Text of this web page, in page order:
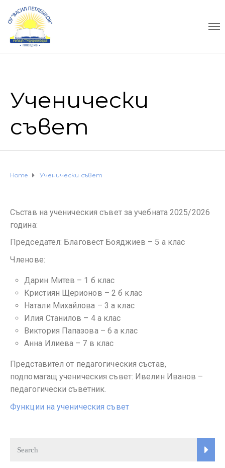
Ученически
съвет
Home Ученически съвет
Състав на ученическия съвет за учебната 2025/2026
година:
Председател: Благовест Бояджиев – 5 а клас
Членове:
Дарин Митев – 1 б клас
Кристиян Щерионов – 2 б клас
Натали Михайлова – 3 а клас
Илия Станилов – 4 а клас
Виктория Папазова – 6 а клас
Анна Илиева – 7 в клас
Представител от педагогическия състав,
подпомагащ ученическия съвет: Ивелин Иванов –
педагогически съветник.
Функции на ученическия съвет